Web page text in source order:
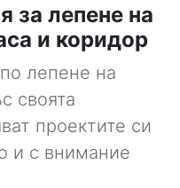
за лепене на
и коридор
лепене на
своята
проектите си
и с внимание